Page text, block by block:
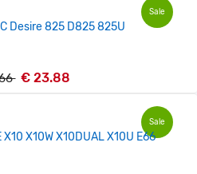
Sale
Desire 825 D825 825U
€ 23.88
Sale
X10W X10DUAL X10U E66